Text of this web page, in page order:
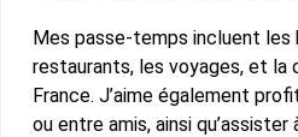
Mes passe-temps incluent les
restaurants, les voyages, et
France. J’aime également
ou entre amis, ainsi